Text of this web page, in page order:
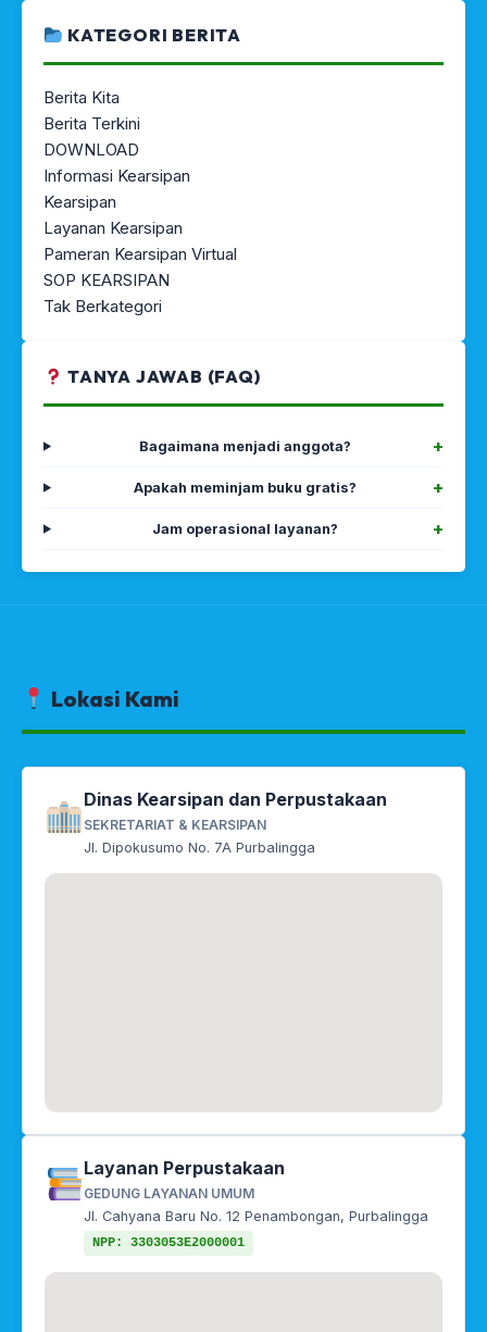
KATEGORI BERITA
Berita Kita
Berita Terkini
DOWNLOAD
Informasi Kearsipan
Kearsipan
Layanan Kearsipan
Pameran Kearsipan Virtual
SOP KEARSIPAN
Tak Berkategori
TANYA JAWAB (FAQ)
Bagaimana menjadi anggota?
Apakah meminjam buku gratis?
Jam operasional layanan?
Lokasi Kami
Dinas Kearsipan dan Perpustakaan
SEKRETARIAT & KEARSIPAN
Jl. Dipokusumo No. 7A Purbalingga
Layanan Perpustakaan
GEDUNG LAYANAN UMUM
Jl. Cahyana Baru No. 12 Penambongan, Purbalingga
NPP: 3303053E2000001